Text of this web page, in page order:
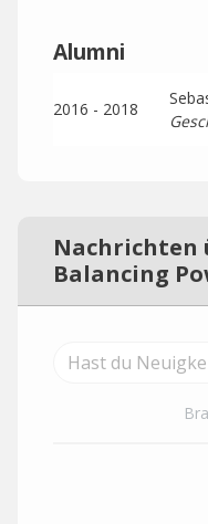
Alumni
2016 - 2018
Nachrichten
Balancing